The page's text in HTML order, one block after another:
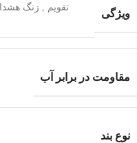
ویژگی تقویم , زنگ
مقاومت در برابر آب
نوع بند